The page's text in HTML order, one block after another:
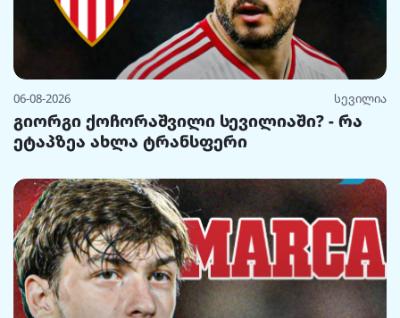
06-08-2026 სევილია
გიორგი ქოჩორაშვილი სევილიაში? - რა
ეტაპზეა ახლა ტრანსფერი